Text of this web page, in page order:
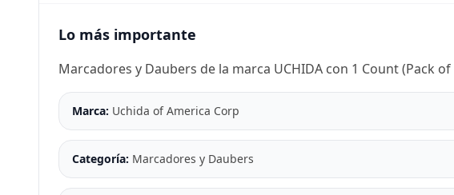
Lo más importante
Marcadores y Daubers de la marca UCHIDA con 1 Count (Pack
Marca: Uchida of America Corp
Categoría: Marcadores y Daubers